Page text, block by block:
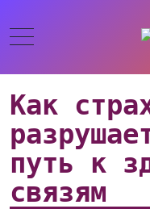
Как
путь к
связям